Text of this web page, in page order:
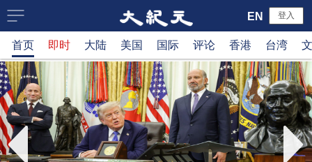
大
纪
元
新
登入
EN
首页 即时 大陆 美国 国际 评论 香港 台湾